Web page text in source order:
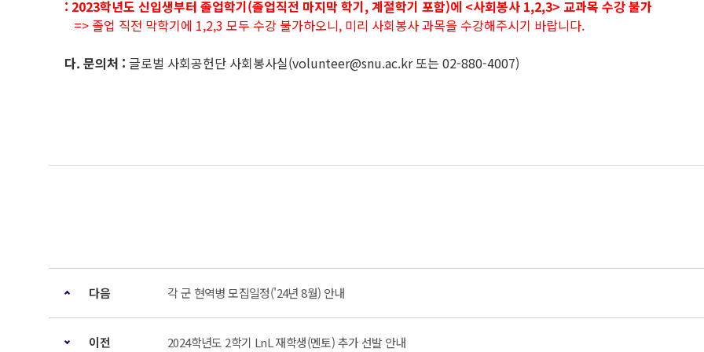
: 2023학년도 신입생부터 졸업학기(졸업직전 마지막 학기, 계절학기 포함)에 <사회봉사 1,2,3> 교과목 수강 불가
=> 졸업 직전 막학기에 1,2,3 모두 수강 불가하오니, 미리 사회봉사 과목을 수강해주시기 바랍니다.
다. 문의처 : 글로벌 사회공헌단 사회봉사실(volunteer@snu.ac.kr 또는 02-880-4007)
다음 각 군 현역병 모집일정('24년 8월) 안내
이전 2024학년도 2학기 LnL 재학생(멘토) 추가 선발 안내